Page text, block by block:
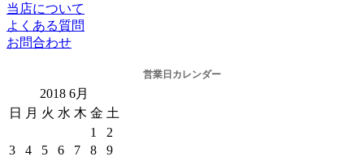
当店について
よくある質問
お問合わせ
営業日カレンダー
2018 6月
日 月 火 水 木 金 土
1
2
3
4 5 6 7 8 9